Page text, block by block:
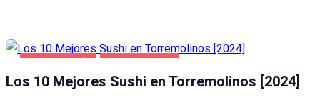
GASTRONOMÍA TORREMOLINOS
Los 10 Mejores Sushi en Torremolinos [2024]